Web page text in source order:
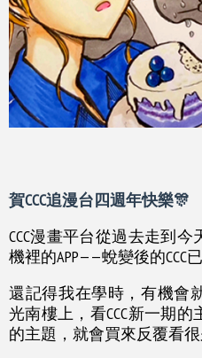
賀CCC追漫台四週年快樂🎊
CCC漫畫平台從過去走到
機裡的APP——蛻變後的CCC
還記得我在學時，有機會
光南樓上，看CCC新一期
的主題，就會買來反覆看很